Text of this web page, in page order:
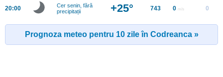
20:00
Cer senin, fără
precipitații
+25° 743 0 m/s 0
Prognoza meteo pentru 10 zile în Codreanca »